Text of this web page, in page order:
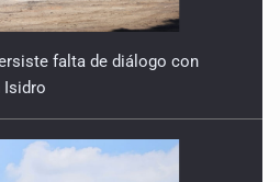
falta de diálogo con
Isidro